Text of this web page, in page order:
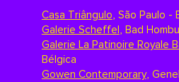
Casa Triângulo, São Paulo -
Galerie Scheffel, Bad
Galerie La Patinoire Royale
Bélgica
Gowen Contemporary,